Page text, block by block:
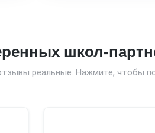
школ-
реальные. Нажмите, чтобы